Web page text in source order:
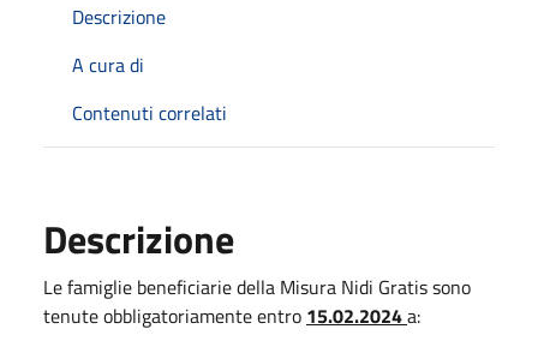
Descrizione
A cura di
Contenuti correlati
Descrizione
Le famiglie beneficiarie della Misura Nidi Gratis sono
tenute obbligatoriamente entro 15.02.2024a: